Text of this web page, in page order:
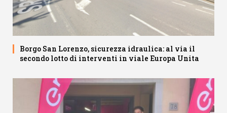
Borgo San Lorenzo, sicurezza idraulica: al via il
secondo lotto di interventi in viale Europa Unita